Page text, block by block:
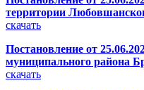
территории
скачать
Постановление от
муниципального района
скачать